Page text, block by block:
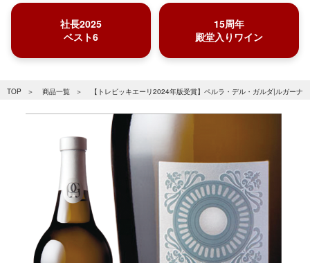
社長2025
ベスト6
15周年
殿堂入りワイン
TOP 商品一覧 【トレビッキエーリ2024年版受賞】ペルラ・デル・ガルダ|ルガーナ